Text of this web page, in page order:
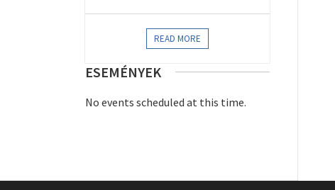
READ MORE
ESEMÉNYEK
No events scheduled at this time.